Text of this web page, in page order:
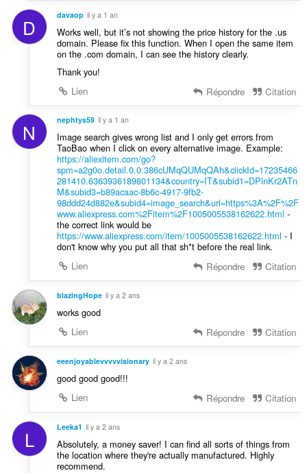
D davaop il y a 1 an
Works well, but it’s not showing the price history for the .us
domain. Please fix this function. When I open the same item
on the .com domain, I can see the history clearly.
Thank you!
Lien
Répondre Citation
N nephtys59 il y a 1 an
Image search gives wrong list and I only get errors from
TaoBao when I click on every alternative image. Example:
https://aliexitem.com/go?
spm=a2g0o.detail.0.0.386cUMqQUMqQAh&clickId=17235466
281410.6363936189801134&country=IT&subid1=DPlnKr2ATn
M&subid3=b89acaac-8b6c-4917-9fb2-
98ddd24d882e&subid4=image_search&url=https%3A%2F%2F
www.aliexpress.com%2Fitem%2F1005005538162622.html -
the correct link would be
https://www.aliexpress.com/item/1005005538162622.html - I
don't know why you put all that sh*t before the real link.
Lien
Répondre Citation
blazingHope il y a 2 ans
works good
Lien
Répondre Citation
eeenjoyablevvvvvisionary il y a 2 ans
good good good!!!
Lien
Répondre Citation
L Leeka1 il y a 2 ans
Absolutely, a money saver! I can find all sorts of things from
the location where they're actually manufactured. Highly
recommend.